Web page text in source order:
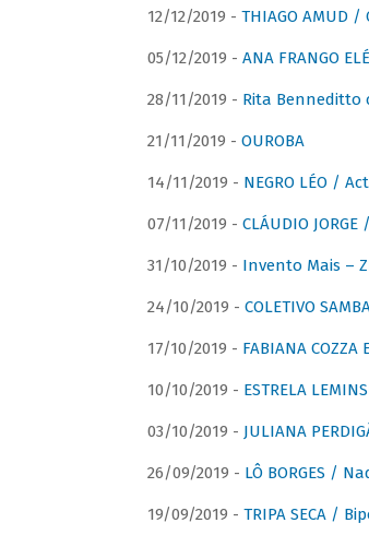
12/12/2019 - THIAGO AMUD
05/12/2019 - ANA FRANGO
28/11/2019 - Rita Benneditto
21/11/2019 - OUROBA
14/11/2019 - NEGRO LÉO /
07/11/2019 - CLÁUDIO
31/10/2019 - Invento Mais –
24/10/2019 - COLETIVO
17/10/2019 - FABIANA COZZA
10/10/2019 - ESTRELA
03/10/2019 - JULIANA
26/09/2019 - LÔ BORGES /
19/09/2019 - TRIPA SECA /